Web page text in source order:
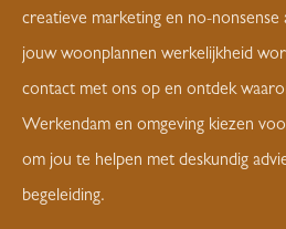
creatieve marketing en no-nonsense
jouw woonplannen werkelijkheid
contact met ons op en ontdek
Werkendam en omgeving kiezen
om jou te helpen met deskundig
begeleiding.